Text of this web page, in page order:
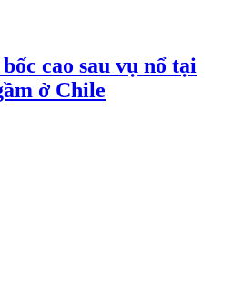
cao sau vụ nổ tại
ở Chile